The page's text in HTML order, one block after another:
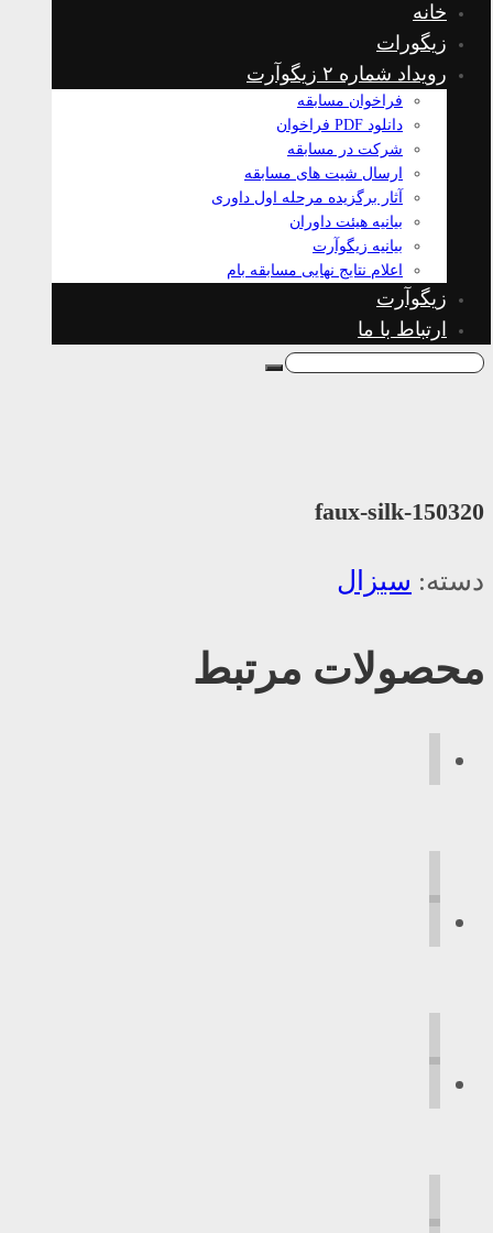
خانه
زیگورات
رویداد شماره ۲ زیگوآرت
فراخوان مسابقه
دانلود PDF فراخوان
شرکت در مسابقه
ارسال شیت های مسابقه
آثار برگزیده مرحله اول داوری
بیانیه هیئت داوران
بیانیه زیگوآرت
اعلام نتایج نهایی مسابقه بام
زیگوآرت
ارتباط با ما
faux-silk-150320
دسته: سیزال
محصولات مرتبط